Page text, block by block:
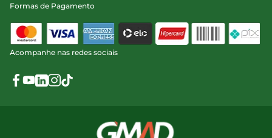
Formas de Pagamento
Acompanhe nas redes sociais